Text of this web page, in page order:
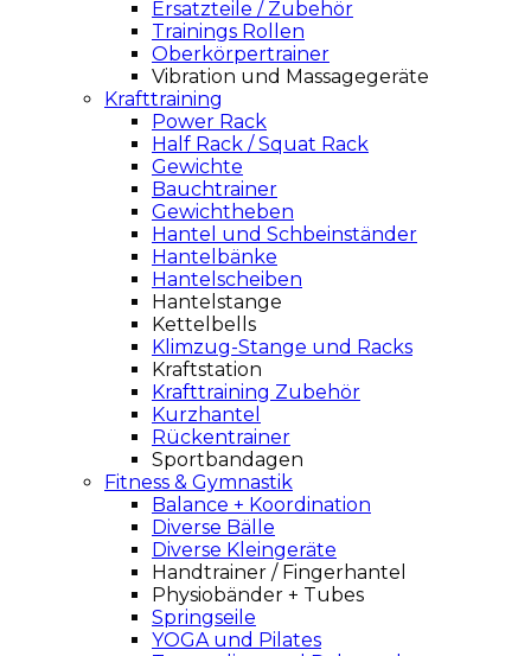
Ersatzteile / Zubehör
Trainings Rollen
Oberkörpertrainer
Vibration und Massagegeräte
Krafttraining
Power Rack
Half Rack / Squat Rack
Gewichte
Bauchtrainer
Gewichtheben
Hantel und Schbeinständer
Hantelbänke
Hantelscheiben
Hantelstange
Kettelbells
Klimzug-Stange und Racks
Kraftstation
Krafttraining Zubehör
Kurzhantel
Rückentrainer
Sportbandagen
Fitness & Gymnastik
Balance + Koordination
Diverse Bälle
Diverse Kleingeräte
Handtrainer / Fingerhantel
Physiobänder + Tubes
Springseile
YOGA und Pilates